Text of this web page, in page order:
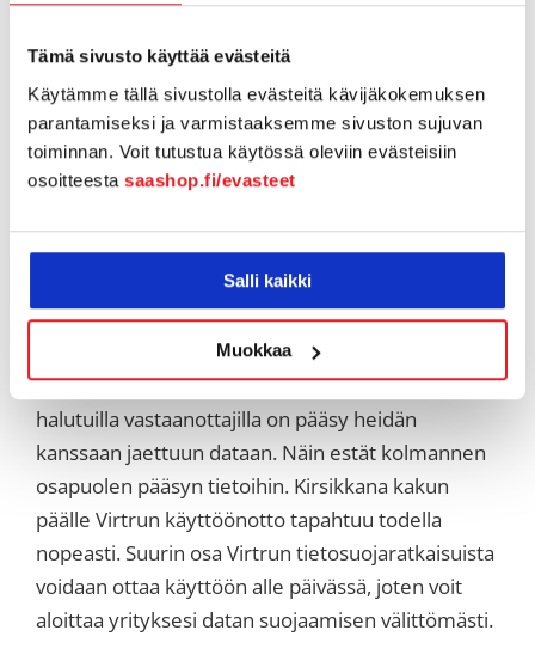
Tämä sivusto käyttää evästeitä
Käytämme tällä sivustolla evästeitä kävijäkokemuksen
parantamiseksi ja varmistaaksemme sivuston sujuvan
toiminnan. Voit tutustua käytössä oleviin evästeisiin
osoitteesta saashop.fi/evasteet
Salli kaikki
Muokkaa
viimeisen voimassaolopäivän tai poistamalla
edelleenlähetyksen käytöstä, vaikka tiedot olisi jo
jaettu ja avattu. Vesileimaa luottamukselliset
tiedot estääksesi vastaanottajia vuotamasta
arkaluonteisia tietoja. Säilytä hallinta aina.
Estä kolmannen osapuolen
pääsy tietoihisi
Virtru tarjoaa päästä päähän -salauksen ja
pääsynhallinnan varmistaakseen, että vain
halutuilla vastaanottajilla on pääsy heidän
kanssaan jaettuun dataan. Näin estät kolmannen
osapuolen pääsyn tietoihin. Kirsikkana kakun
päälle Virtrun käyttöönotto tapahtuu todella
nopeasti. Suurin osa Virtrun tietosuojaratkaisuista
voidaan ottaa käyttöön alle päivässä, joten voit
aloittaa yrityksesi datan suojaamisen välittömästi.